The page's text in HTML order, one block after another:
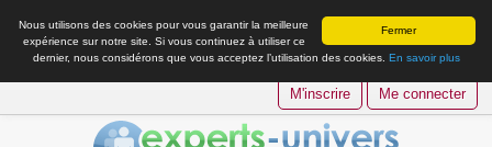
Fermer
Nous utilisons des cookies pour vous garantir la meilleure
expérience sur notre site. Si vous continuez à utiliser ce
dernier, nous considérons que vous acceptez l’utilisation des cookies. En savoir plus
M'inscrire Me connecter